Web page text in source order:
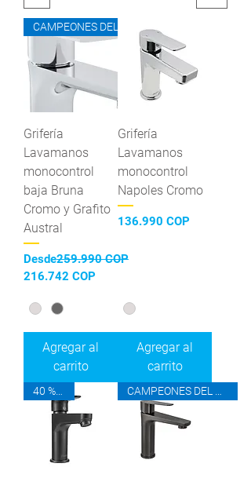
Grifería
Lavamanos
monocontrol
baja Bruna
Cromo y Grafito
Austral
Desde
Precio259.990 COP
216.742 COP
Precio de oferta
Agregar al
carrito
Grifería
Lavamanos
monocontrol
Napoles Cromo
Precio
136.990 COP
Agregar al
carrito